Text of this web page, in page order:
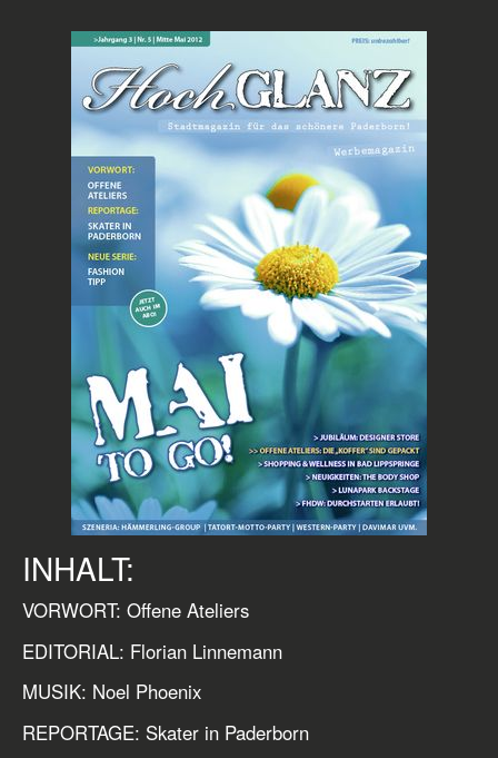
INHALT:
VORWORT: Offene Ateliers
EDITORIAL: Florian Linnemann
MUSIK: Noel Phoenix
REPORTAGE: Skater in Paderborn